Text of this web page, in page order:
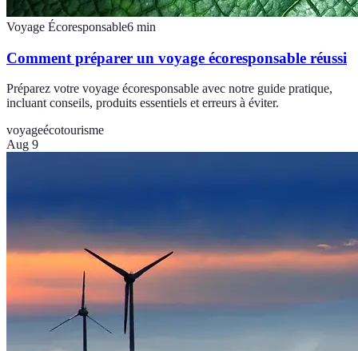
Voyage Écoresponsable6 min
Comment préparer un voyage écoresponsable réussi
Préparez votre voyage écoresponsable avec notre guide pratique,
incluant conseils, produits essentiels et erreurs à éviter.
voyageécotourisme
Aug 9